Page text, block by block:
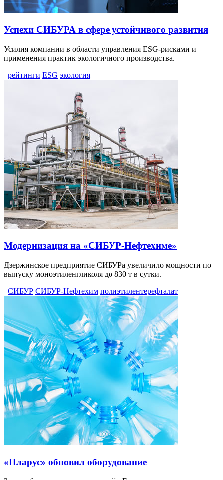
Успехи СИБУРА в сфере устойчивого развития
Усилия компании в области управления ESG-рисками и
применения практик экологичного производства.
рейтинги ESG экология
Модернизация на «СИБУР-Нефтехиме»
Дзержинское предприятие СИБУРа увеличило мощности по
выпуску моноэтиленгликоля до 830 т в сутки.
СИБУР СИБУР-Нефтехим полиэтилентерефталат
«Пларус» обновил оборудование